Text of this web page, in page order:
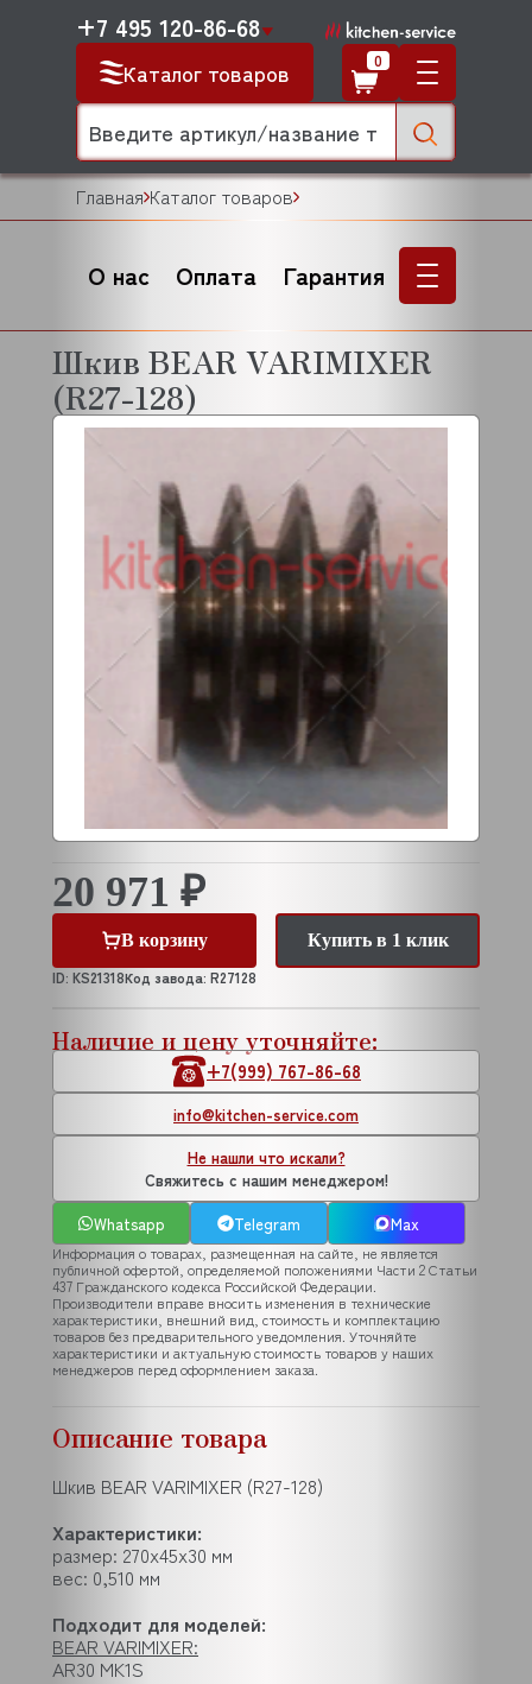
Каталог товаров
+7 495 120-86-68
0
Главная Каталог товаров
О нас Оплата Гарантия
Шкив BEAR VARIMIXER
(R27-128)
20 971 ₽
В корзину
Купить в 1 клик
ID: KS21318Код завода: R27128
Наличие и цену уточняйте:
+7(999) 767-86-68
info@kitchen-service.com
Не нашли что искали?
Свяжитесь с нашим менеджером!
Whatsapp
Telegram Max
Информация о товарах, размещенная на сайте, не является
публичной офертой, определяемой положениями Части 2 Статьи
437 Гражданского кодекса Российской Федерации.
Производители вправе вносить изменения в технические
характеристики, внешний вид, стоимость и комплектацию
товаров без предварительного уведомления. Уточняйте
характеристики и актуальную стоимость товаров у наших
менеджеров перед оформлением заказа.
Описание товара
Шкив BEAR VARIMIXER (R27-128)
Характеристики:
размер: 270x45x30 мм
вес: 0,510 мм
Подходит для моделей:
BEAR VARIMIXER:
AR30 MK1S